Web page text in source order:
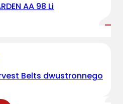
AA 98 Li
Belts dwustronnego